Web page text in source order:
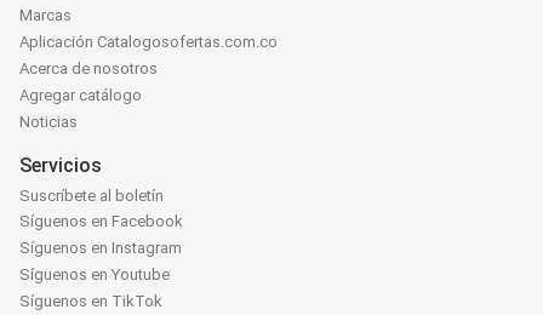
Marcas
Aplicación Catalogosofertas.com.co
Acerca de nosotros
Agregar catálogo
Noticias
Servicios
Suscríbete al boletín
Síguenos en Facebook
Síguenos en Instagram
Síguenos en Youtube
Síguenos en TikTok